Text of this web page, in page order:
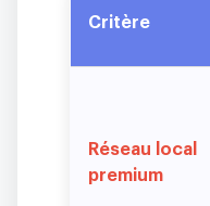
Critère
Réseau local
premium